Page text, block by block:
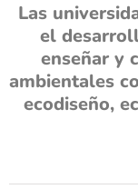
Las
el
enseñar y
ambientales
ecodiseño,